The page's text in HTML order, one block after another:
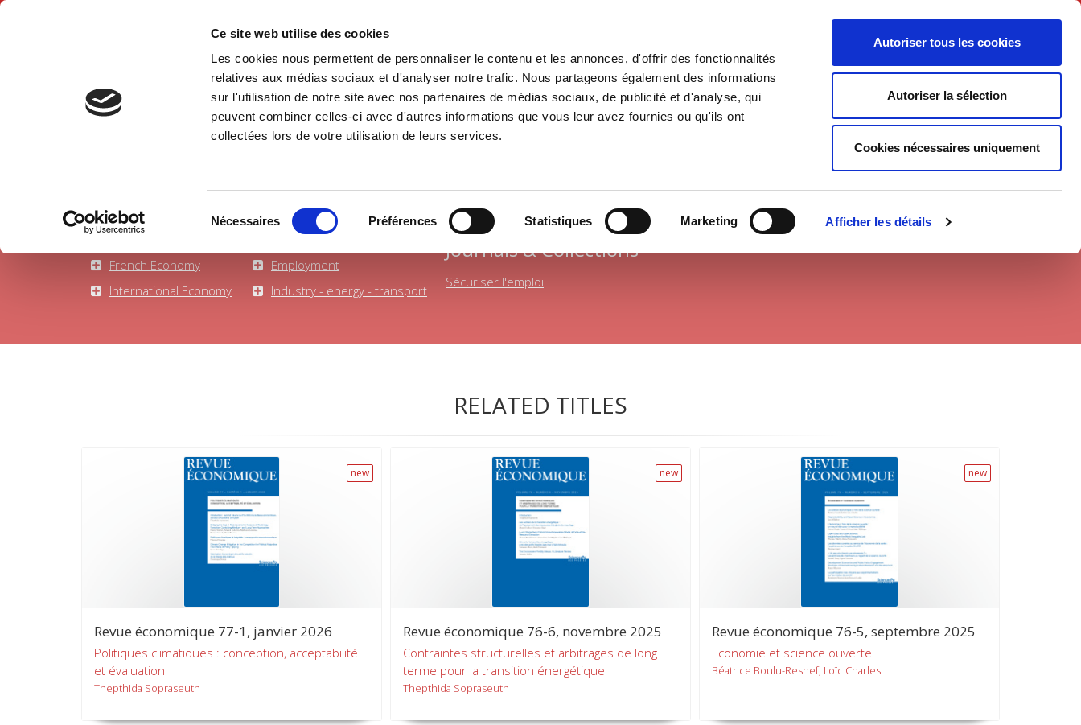
Ce site web utilise des cookies
Les cookies nous permettent de personnaliser le contenu et les annonces, d'offrir des fonctionnalités
relatives aux médias sociaux et d'analyser notre trafic. Nous partageons également des informations
sur l'utilisation de notre site avec nos partenaires de médias sociaux, de publicité et d'analyse, qui
peuvent combiner celles-ci avec d'autres informations que vous leur avez fournies ou qu'ils ont
collectées lors de votre utilisation de leurs services.
Nécessaires Préférences Statistiques Marketing Afficher les détails
Autoriser tous les cookies
Autoriser la sélection
Cookies nécessaires uniquement
English
Home Environment History International Politics
Home Political Economics
POLITICAL ECONOMICS
French Economy
International Economy
Banks - the Financial Markets
Employment
Industry - energy - transport
Journals & Collections
Sécuriser l'emploi
RELATED TITLES
new
Revue économique 77-1, janvier 2026
Politiques climatiques : conception, acceptabilité
et évaluation
Thepthida Sopraseuth
new
Revue économique 76-6, novembre 2025
Contraintes structurelles et arbitrages de long
terme pour la transition énergétique
Thepthida Sopraseuth
new
Revue économique 76-5, septembre 2025
Economie et science ouverte
Béatrice Boulu-Reshef, Loïc Charles